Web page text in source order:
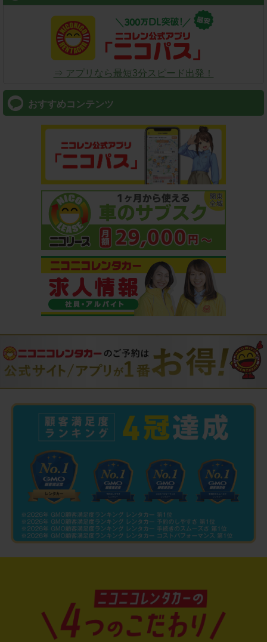
⇒ アプリなら最短3分スピード出発！
おすすめコンテンツ